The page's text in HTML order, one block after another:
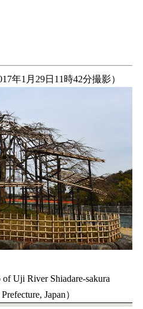
年1月29日11時42分撮影）
Uji River Shiadare-sakura
Japan）